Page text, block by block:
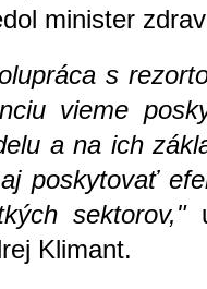
minister
s
vieme
a na ich
poskytovať
sektorov,"
Klimant.